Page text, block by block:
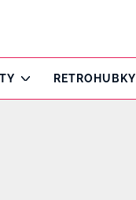
RETROHUBKY